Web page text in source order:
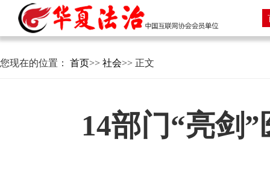
您现在的位置： 首页>> 社会>> 正文
14部门“亮剑